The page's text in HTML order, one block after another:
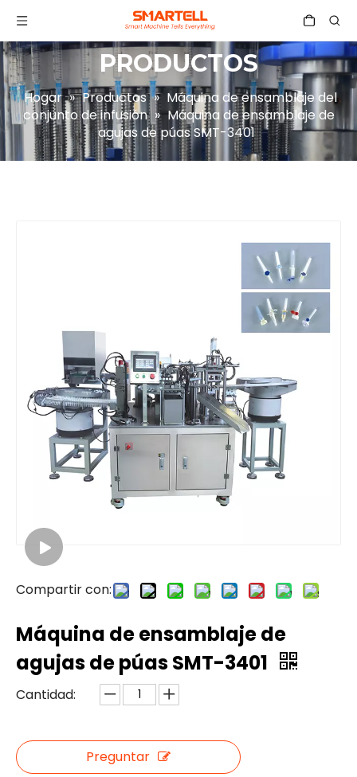
PRODUCTOS
Hogar » Productos » Máquina de ensamblaje del
conjunto de infusión » Máquina de ensamblaje de
agujas de púas SMT-3401
Compartir con:
Máquina de ensamblaje de
agujas de púas SMT-3401
Cantidad:
Preguntar